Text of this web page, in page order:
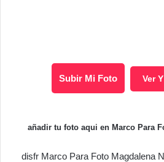
Subir Mi Foto Ver
añadir tu foto aqui en Marco Para
disfr Marco Para Foto Magdalena